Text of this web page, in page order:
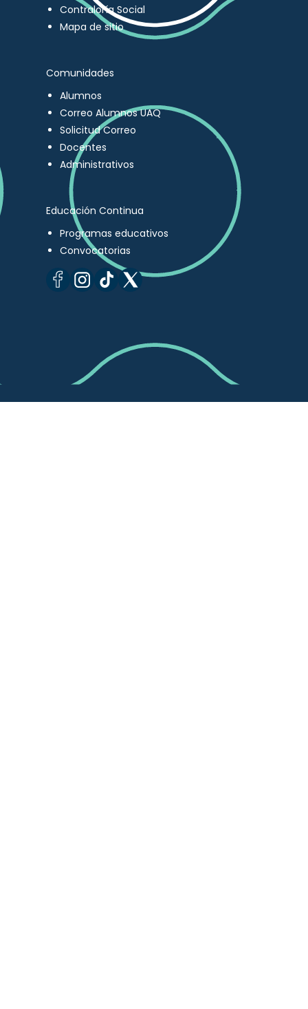
Contraloría Social
Mapa de sitio
Comunidades
Alumnos
Correo Alumnos UAQ
Solicitud Correo
Docentes
Administrativos
Educación Continua
Programas educativos
Convocatorias